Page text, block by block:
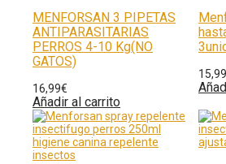
MENFORSAN 3 PIPETAS
ANTIPARASITARIAS
PERROS 4-10 Kg(NO
GATOS)
16,99€
Añadir al carrito
15,99